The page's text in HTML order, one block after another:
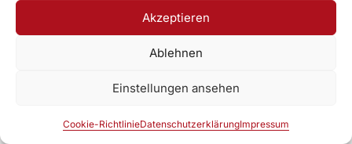
Akzeptieren
Ablehnen
Einstellungen ansehen
Cookie-RichtlinieDatenschutzerklärungImpressum
Zur DAV Webseite